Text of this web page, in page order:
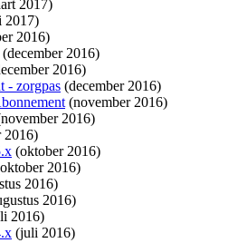
2017)
2017)
2016)
(december 2016)
2016)
- zorgpas (december 2016)
(november 2016)
2016)
2016)
(oktober 2016)
2016)
2016)
2016)
2016)
(juli 2016)